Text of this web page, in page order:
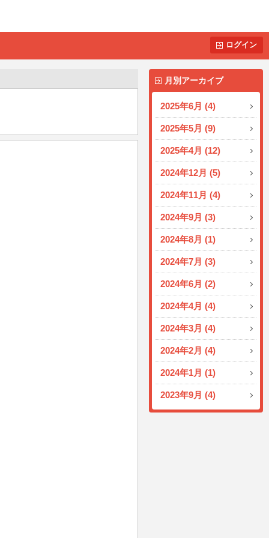
ログイン
月別アーカイブ
2025年6月 (4)
2025年5月 (9)
2025年4月 (12)
2024年12月 (5)
2024年11月 (4)
2024年9月 (3)
2024年8月 (1)
2024年7月 (3)
2024年6月 (2)
2024年4月 (4)
2024年3月 (4)
2024年2月 (4)
2024年1月 (1)
2023年9月 (4)